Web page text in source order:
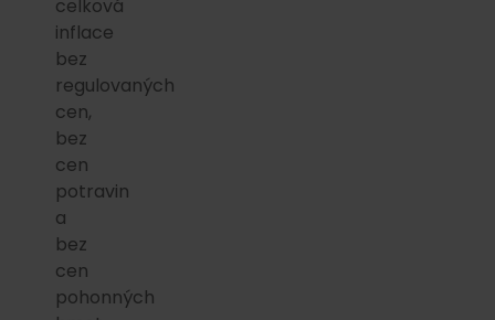
celková
inflace
bez
regulovaných
cen,
bez
cen
potravin
a
bez
cen
pohonných